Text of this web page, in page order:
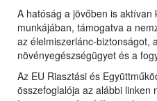
A hatóság a jövőben is aktívan
munkájában, támogatva a
az élelmiszerlánc-biztonságot,
növényegészségügyet és a
Az EU Riasztási és
összefoglalója az alábbi linken